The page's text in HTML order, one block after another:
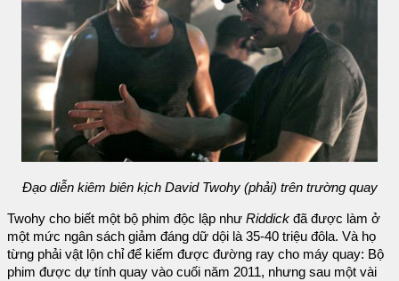
Đạo diễn kiêm biên kịch David Twohy (phải) trên trường quay
Twohy cho biết một bộ phim độc lập như Riddick đã được làm ở
một mức ngân sách giảm đáng dữ dội là 35-40 triệu đôla. Và họ
từng phải vật lộn chỉ để kiếm được đường ray cho máy quay: Bộ
phim được dự tính quay vào cuối năm 2011, nhưng sau một vài